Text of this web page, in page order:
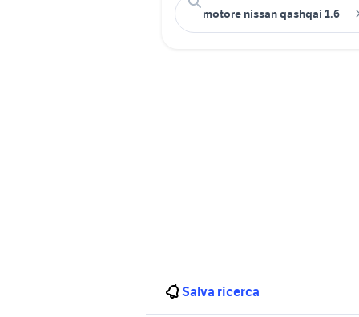
Salva ricerca